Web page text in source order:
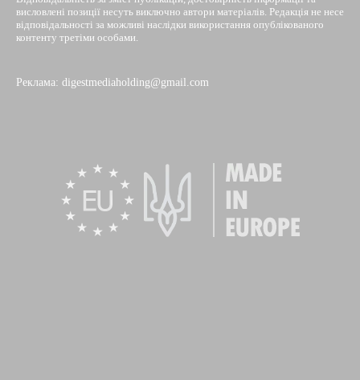
висловлені позиції несуть виключно автори матеріалів. Редакція не несе
відповідальності за можливі наслідки використання опублікованого
контенту третіми особами.
Реклама: digestmediaholding@gmail.com